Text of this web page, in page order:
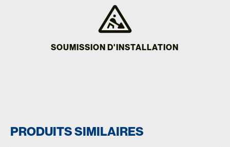
SOUMISSION D'INSTALLATION
PRODUITS SIMILAIRES